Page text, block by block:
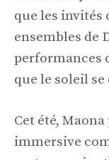
que les invités
ensembles de
performances
que le soleil
Cet été,
immersive